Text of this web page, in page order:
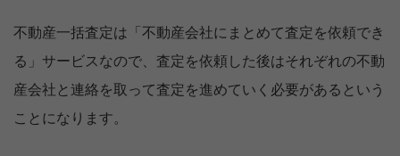
不動産一括査定は「不動産会社にまとめて査定を依頼でき
る」サービスなので、査定を依頼した後はそれぞれの不動
産会社と連絡を取って査定を進めていく必要があるという
ことになります。